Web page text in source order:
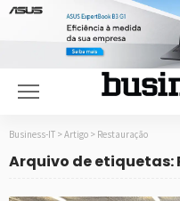
Business-IT > Artigo > Restauração
Arquivo de etiquetas: